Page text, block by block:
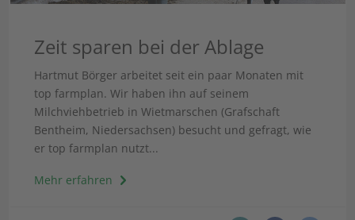
Zeit sparen bei der Ablage
Hartmut Börger arbeitet seit ein paar Monaten mit
top farmplan. Wir haben ihn auf seinem
Milchviehbetrieb in Wietmarschen (Grafschaft
Bentheim, Niedersachsen) besucht und gefragt, wie
er top farmplan nutzt...
Mehr erfahren